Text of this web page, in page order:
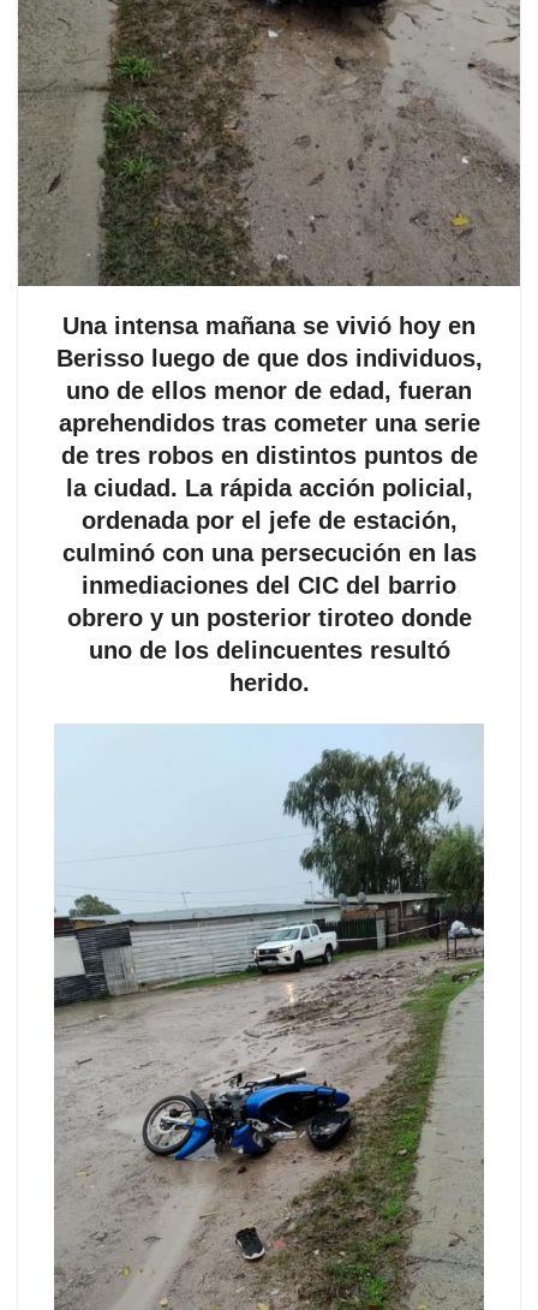
Una intensa mañana se vivió hoy en
Berisso luego de que dos individuos,
uno de ellos menor de edad, fueran
aprehendidos tras cometer una serie
de tres robos en distintos puntos de
la ciudad. La rápida acción policial,
ordenada por el jefe de estación,
culminó con una persecución en las
inmediaciones del CIC del barrio
obrero y un posterior tiroteo donde
uno de los delincuentes resultó
herido.